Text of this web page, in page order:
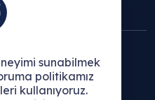
sunabilmek
politikamız
kullanıyoruz.